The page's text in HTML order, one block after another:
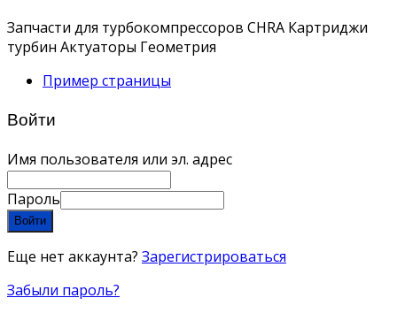
Запчасти для турбокомпрессоров CHRA Картриджи
турбин Актуаторы Геометрия
Пример страницы
Войти
Имя пользователя или эл. адрес
Пароль
Войти
Еще нет аккаунта? Зарегистрироваться
Забыли пароль?